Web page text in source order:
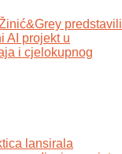
predstavili
AI projekt u
i cjelokupnog